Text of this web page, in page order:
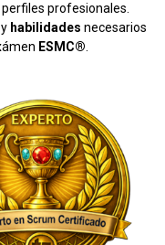
profesionales.
y habilidades necesarios
ESMC®.